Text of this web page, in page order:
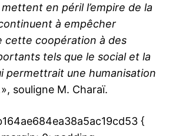
en péril l’empire de la
à empêcher
cette coopération à des
tels que le social et la
permettrait une humanisation
», souligne M. Charaï.
{